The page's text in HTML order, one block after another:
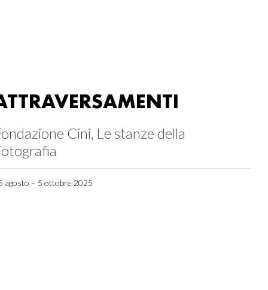
Cini, Le stanze della
agosto – 5 ottobre 2025